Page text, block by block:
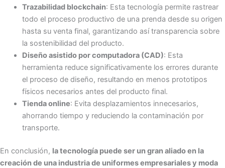
Trazabilidad blockchain: Esta tecnología permite rastrear
todo el proceso productivo de una prenda desde su origen
hasta su venta final, garantizando así transparencia sobre
la sostenibilidad del producto.
Diseño asistido por computadora (CAD): Esta
herramienta reduce significativamente los errores durante
el proceso de diseño, resultando en menos prototipos
físicos necesarios antes del producto final.
Tienda online: Evita desplazamientos innecesarios,
ahorrando tiempo y reduciendo la contaminación por
transporte.
En conclusión, la tecnología puede ser un gran aliado en la
creación de una industria de uniformes empresariales y moda